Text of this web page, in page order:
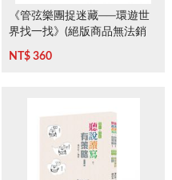
《管弦樂團捉迷藏──環遊世
界找一找》(絕版商品無法銷
NT$ 360